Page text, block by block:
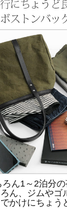
ん1～2泊分の
ん、ジムやゴ
かけにちょう